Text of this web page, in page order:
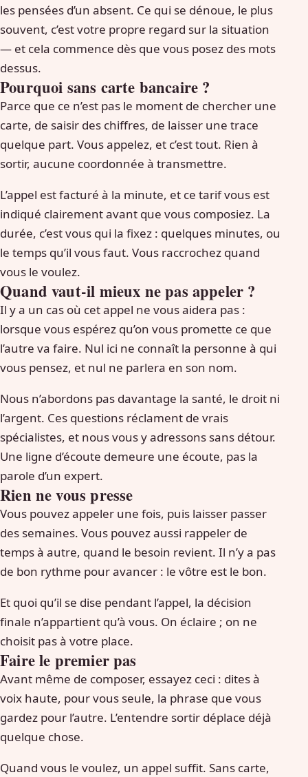
les pensées d’un absent. Ce qui se dénoue, le plus
souvent, c’est votre propre regard sur la situation
— et cela commence dès que vous posez des mots
dessus.
Pourquoi sans carte bancaire ?
Parce que ce n’est pas le moment de chercher une
carte, de saisir des chiffres, de laisser une trace
quelque part. Vous appelez, et c’est tout. Rien à
sortir, aucune coordonnée à transmettre.
L’appel est facturé à la minute, et ce tarif vous est
indiqué clairement avant que vous composiez. La
durée, c’est vous qui la fixez : quelques minutes, ou
le temps qu’il vous faut. Vous raccrochez quand
vous le voulez.
Quand vaut-il mieux ne pas appeler ?
Il y a un cas où cet appel ne vous aidera pas :
lorsque vous espérez qu’on vous promette ce que
l’autre va faire. Nul ici ne connaît la personne à qui
vous pensez, et nul ne parlera en son nom.
Nous n’abordons pas davantage la santé, le droit ni
l’argent. Ces questions réclament de vrais
spécialistes, et nous vous y adressons sans détour.
Une ligne d’écoute demeure une écoute, pas la
parole d’un expert.
Rien ne vous presse
Vous pouvez appeler une fois, puis laisser passer
des semaines. Vous pouvez aussi rappeler de
temps à autre, quand le besoin revient. Il n’y a pas
de bon rythme pour avancer : le vôtre est le bon.
Et quoi qu’il se dise pendant l’appel, la décision
finale n’appartient qu’à vous. On éclaire ; on ne
choisit pas à votre place.
Faire le premier pas
Avant même de composer, essayez ceci : dites à
voix haute, pour vous seule, la phrase que vous
gardez pour l’autre. L’entendre sortir déplace déjà
quelque chose.
Quand vous le voulez, un appel suffit. Sans carte,